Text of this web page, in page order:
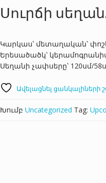
Սուրճի սեղան/
Կարկաս՝ մետաղական՝
Երեսածածկ՝
Սեղանի չափսերը՝ 120սմ/
Ավելացնել ցանկալիների
Խումբ Uncategorized Tag: